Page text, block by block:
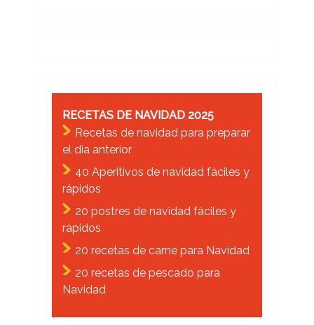
RECETAS DE NAVIDAD 2025
Recetas de navidad para preparar
el dia anterior
40 Aperitivos de navidad fáciles y
rápidos
20 postres de navidad fáciles y
rápidos
20 recetas de carne para Navidad
20 recetas de pescado para
Navidad